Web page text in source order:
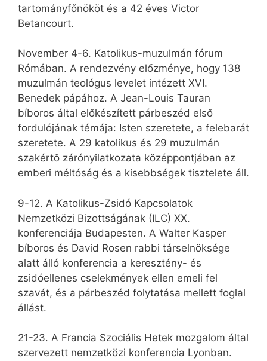
tartományfőnököt és a 42 éves Victor
Betancourt.
November 4-6. Katolikus-muzulmán fórum
Rómában. A rendezvény előzménye, hogy 138
muzulmán teológus levelet intézett XVI.
Benedek pápához. A Jean-Louis Tauran
bíboros által előkészített párbeszéd első
fordulójának témája: Isten szeretete, a felebarát
szeretete. A 29 katolikus és 29 muzulmán
szakértő zárónyilatkozata középpontjában az
emberi méltóság és a kisebbségek tisztelete áll.
9-12. A Katolikus-Zsidó Kapcsolatok
Nemzetközi Bizottságának (ILC) XX.
konferenciája Budapesten. A Walter Kasper
bíboros és David Rosen rabbi társelnöksége
alatt álló konferencia a keresztény- és
zsidóellenes cselekmények ellen emeli fel
szavát, és a párbeszéd folytatása mellett foglal
állást.
21-23. A Francia Szociális Hetek mozgalom által
szervezett nemzetközi konferencia Lyonban.